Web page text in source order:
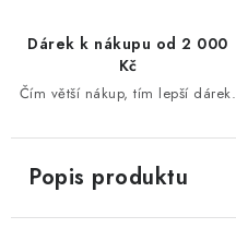
Dárek k nákupu od 2 000
Kč
Čím větší nákup, tím lepší dárek.
Popis produktu